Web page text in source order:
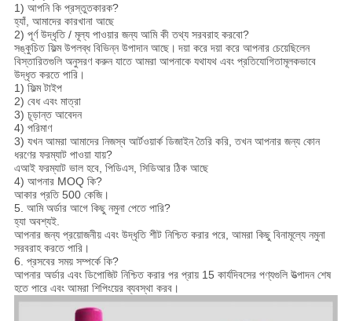
1) আপনি কি প্রস্তুতকারক?
হ্যাঁ, আমাদের কারখানা আছে
2) পূর্ণ উদ্ধৃতি / মূল্য পাওয়ার জন্য আমি কী তথ্য সরবরাহ করবো?
সঙ্কুচিত ফিল্ম উপলব্ধ বিভিন্ন উপাদান আছে। দয়া করে দয়া করে আপনার চেয়েছিলেন
বিস্তারিতগুলি অনুসরণ করুন যাতে আমরা আপনাকে যথাযথ এবং প্রতিযোগিতামূলকভাবে
উদ্ধৃত করতে পারি।
1) ফিল্ম টাইপ
2) বেধ এবং মাত্রা
3) চূড়ান্ত আবেদন
4) পরিমাণ
3) যখন আমরা আমাদের নিজস্ব আর্টওয়ার্ক ডিজাইন তৈরি করি, তখন আপনার জন্য কোন
ধরণের ফরম্যাট পাওয়া যায়?
এআই ফরম্যাট ভাল হবে, পিডিএস, সিডিআর ঠিক আছে
4) আপনার MOQ কি?
আকার প্রতি 500 কেজি।
5. আমি অর্ডার আগে কিছু নমুনা পেতে পারি?
হ্যা অবশ্যই.
আপনার জন্য প্রয়োজনীয় এবং উদ্ধৃতি শীট নিশ্চিত করার পরে, আমরা কিছু বিনামূল্যে নমুনা
সরবরাহ করতে পারি।
6. প্রসবের সময় সম্পর্কে কি?
আপনার অর্ডার এবং ডিপোজিট নিশ্চিত করার পর প্রায় 15 কার্যদিবসের পণ্যগুলি উত্পাদন শেষ
হতে পারে এবং আমরা শিপিংয়ের ব্যবস্থা করব।